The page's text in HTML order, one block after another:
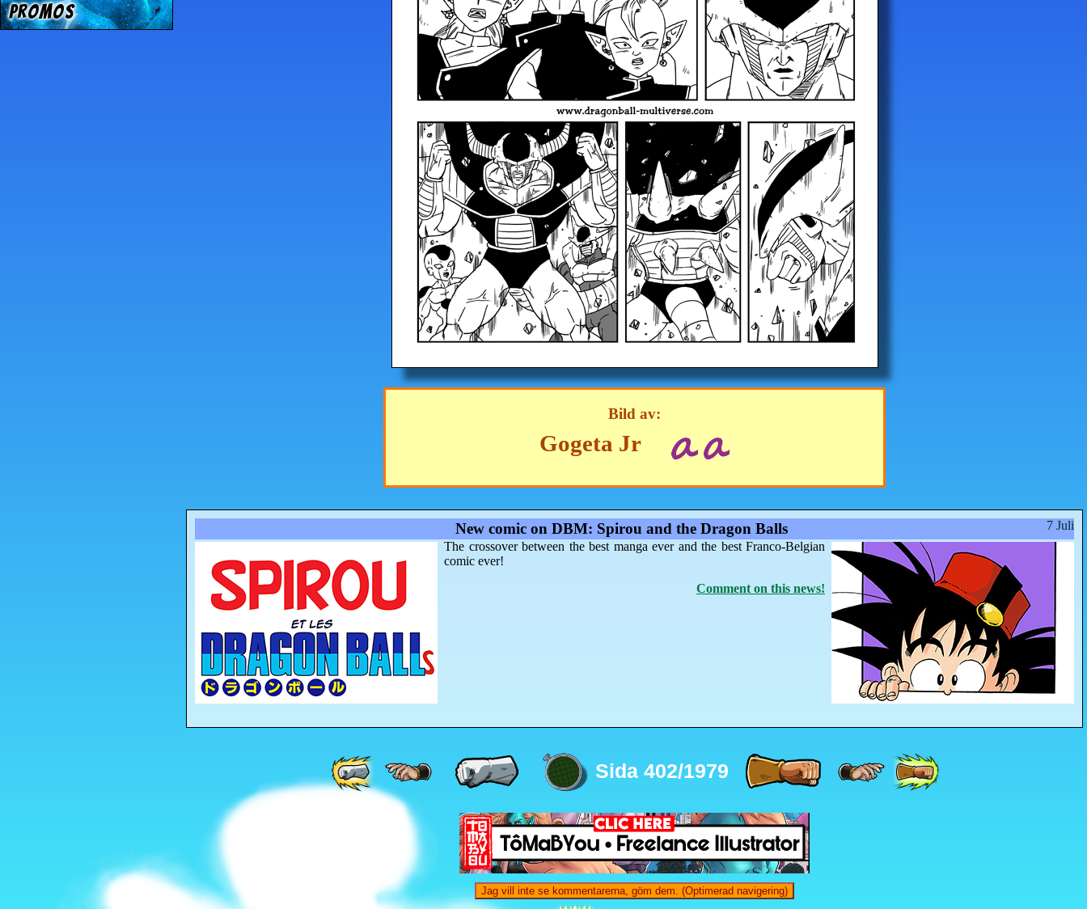
Bild av:
Gogeta Jr
7 Juli
New comic on DBM: Spirou and the Dragon Balls
The crossover between the best manga ever and the best Franco-Belgian
comic ever!
Comment on this news!
Sida 402/1979
Jag vill inte se kommentarerna, göm dem. (Optimerad navigering)
Promos